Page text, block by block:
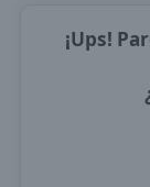
¡Ups!